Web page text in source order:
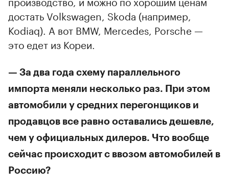
достать Volkswagen, Skoda (например,
Kodiaq). А вот BMW, Mercedes, Porsсhe —
это едет из Кореи.
— За два года схему параллельного
импорта меняли несколько раз. При этом
автомобили у средних перегонщиков и
продавцов все равно оставались дешевле,
чем у официальных дилеров. Что вообще
сейчас происходит с ввозом автомобилей в
Россию?